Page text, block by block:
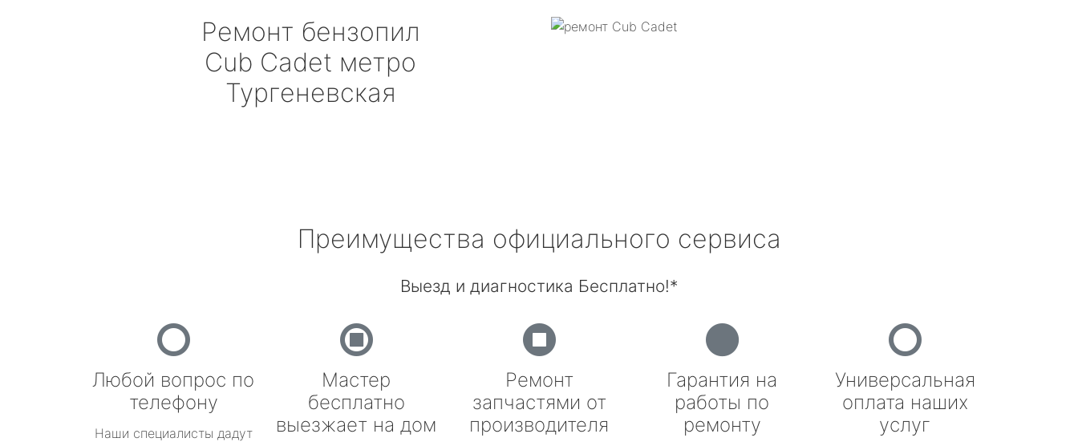
Ремонт бензопил
Cub Cadet метро
Тургеневская
Преимущества официального сервиса
Выезд и диагностика Бесплатно!*
Любой вопрос по
телефону
Наши специалисты дадут
Мастер
бесплатно
выезжает на дом
Ремонт
запчастями от
производителя
Гарантия на
работы по
ремонту
Универсальная
оплата наших
услуг